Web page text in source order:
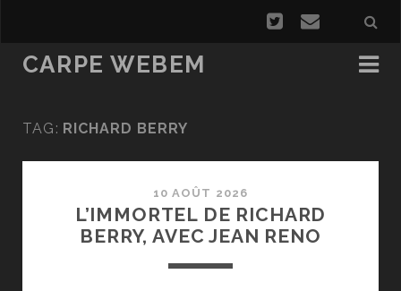
CARPE WEBEM
TAG: RICHARD BERRY
10 AOÛT 2026
L’IMMORTEL DE RICHARD
BERRY, AVEC JEAN RENO